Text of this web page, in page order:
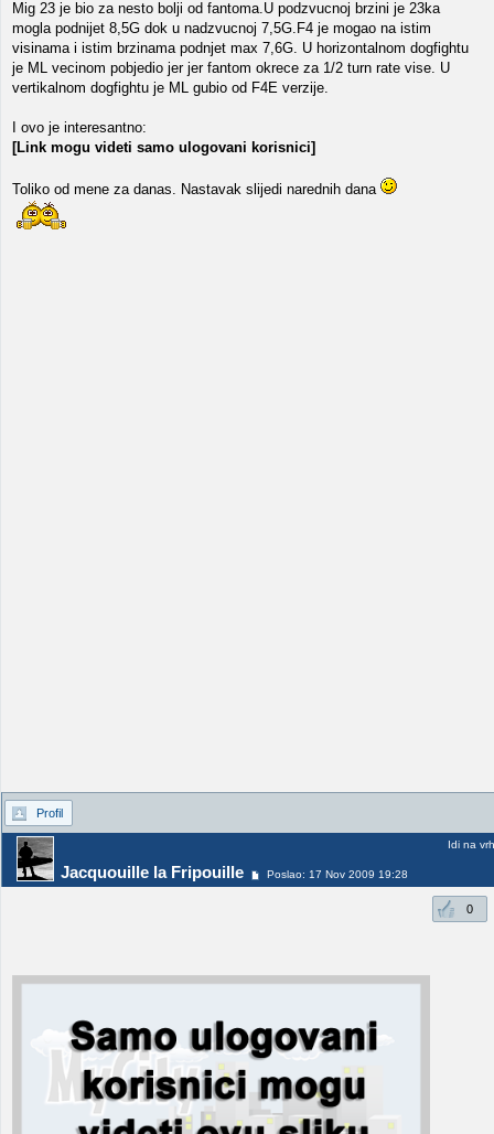
Mig 23 je bio za nesto bolji od fantoma.U podzvucnoj brzini je 23ka
mogla podnijet 8,5G dok u nadzvucnoj 7,5G.F4 je mogao na istim
visinama i istim brzinama podnjet max 7,6G. U horizontalnom dogfightu
je ML vecinom pobjedio jer jer fantom okrece za 1/2 turn rate vise. U
vertikalnom dogfightu je ML gubio od F4E verzije.
I ovo je interesantno:
[Link mogu videti samo ulogovani korisnici]
Toliko od mene za danas. Nastavak slijedi narednih dana
Profil
Jacquouille la Fripouille Poslao: 17 Nov 2009 19:28
Idi na vrh
0